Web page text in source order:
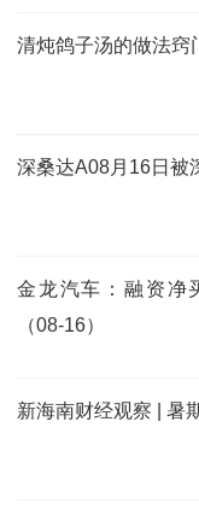
清炖鸽子汤的做法窍
深桑达A08月16日被
金龙汽车：融资净
（08-16）
新海南财经观察 | 暑